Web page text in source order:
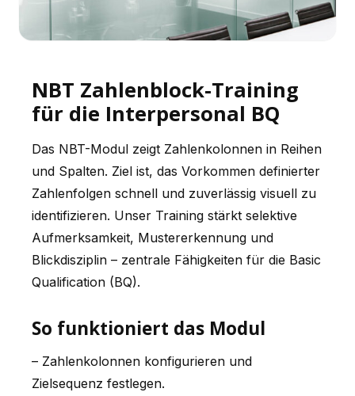
NBT Zahlenblock-Training
für die Interpersonal BQ
Das NBT-Modul zeigt Zahlenkolonnen in Reihen
und Spalten. Ziel ist, das Vorkommen definierter
Zahlenfolgen schnell und zuverlässig visuell zu
identifizieren. Unser Training stärkt selektive
Aufmerksamkeit, Mustererkennung und
Blickdisziplin – zentrale Fähigkeiten für die Basic
Qualification (BQ).
So funktioniert das Modul
– Zahlenkolonnen konfigurieren und
Zielsequenz festlegen.